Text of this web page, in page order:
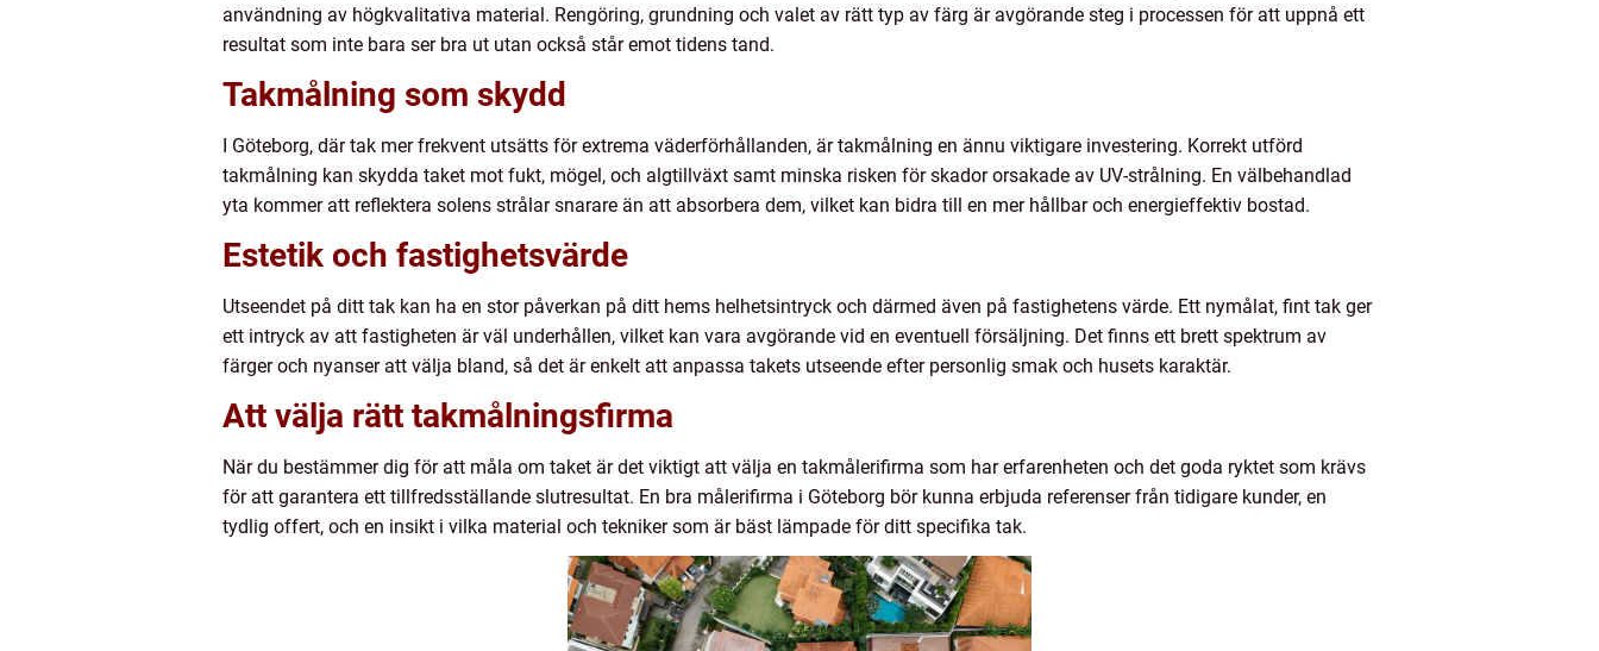
användning av högkvalitativa material. Rengöring, grundning och valet av rätt typ av färg är avgörande steg i processen för att uppnå ett
resultat som inte bara ser bra ut utan också står emot tidens tand.
Takmålning som skydd
I Göteborg, där tak mer frekvent utsätts för extrema väderförhållanden, är takmålning en ännu viktigare investering. Korrekt utförd
takmålning kan skydda taket mot fukt, mögel, och algtillväxt samt minska risken för skador orsakade av UV-strålning. En välbehandlad
yta kommer att reflektera solens strålar snarare än att absorbera dem, vilket kan bidra till en mer hållbar och energieffektiv bostad.
Estetik och fastighetsvärde
Utseendet på ditt tak kan ha en stor påverkan på ditt hems helhetsintryck och därmed även på fastighetens värde. Ett nymålat, fint tak ger
ett intryck av att fastigheten är väl underhållen, vilket kan vara avgörande vid en eventuell försäljning. Det finns ett brett spektrum av
färger och nyanser att välja bland, så det är enkelt att anpassa takets utseende efter personlig smak och husets karaktär.
Att välja rätt takmålningsfirma
När du bestämmer dig för att måla om taket är det viktigt att välja en takmålerifirma som har erfarenheten och det goda ryktet som krävs
för att garantera ett tillfredsställande slutresultat. En bra målerifirma i Göteborg bör kunna erbjuda referenser från tidigare kunder, en
tydlig offert, och en insikt i vilka material och tekniker som är bäst lämpade för ditt specifika tak.